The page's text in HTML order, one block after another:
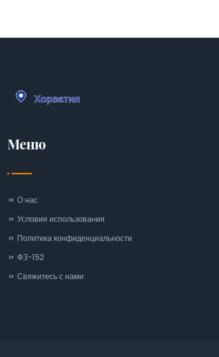
Меню
О нас
Условия использования
Политика конфиденциальности
ФЗ-152
Свяжитесь с нами